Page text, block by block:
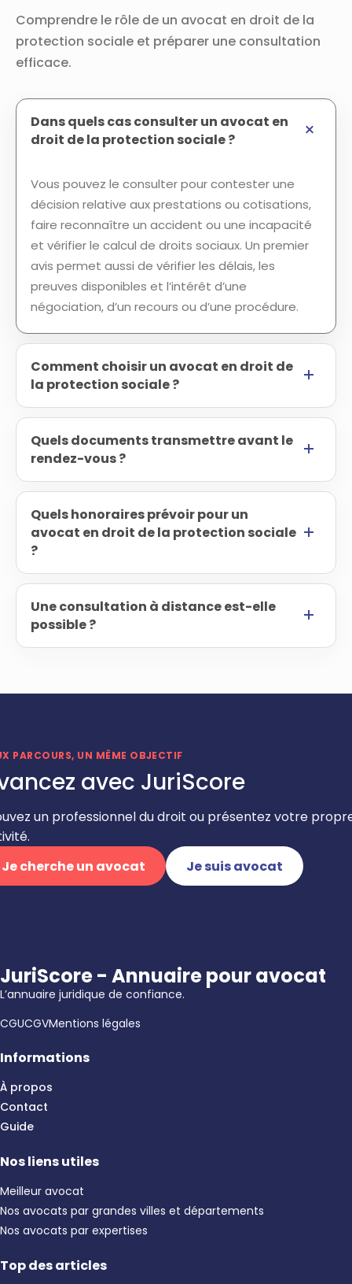
Comprendre le rôle de un avocat en droit de la
protection sociale et préparer une consultation
efficace.
Dans quels cas consulter un avocat en
droit de la protection sociale ?
Vous pouvez le consulter pour contester une
décision relative aux prestations ou cotisations,
faire reconnaître un accident ou une incapacité
et vérifier le calcul de droits sociaux. Un premier
avis permet aussi de vérifier les délais, les
preuves disponibles et l’intérêt d’une
négociation, d’un recours ou d’une procédure.
Comment choisir un avocat en droit de
la protection sociale ?
Quels documents transmettre avant le
rendez-vous ?
Quels honoraires prévoir pour un
avocat en droit de la protection sociale
?
Une consultation à distance est-elle
possible ?
PARCOURS, UN MÊME OBJECTIF
avec JuriScore
un professionnel du droit ou présentez votre
Je cherche un avocat
Je suis avocat
JuriScore - Annuaire pour avocat
L’annuaire juridique de confiance.
CGUCGVMentions légales
Informations
À propos
Contact
Guide
Nos liens utiles
Meilleur avocat
Nos avocats par grandes villes et départements
Nos avocats par expertises
Top des articles